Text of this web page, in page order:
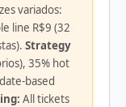
variados:
line R$9 (32
Strategy
35% hot
based
All tickets